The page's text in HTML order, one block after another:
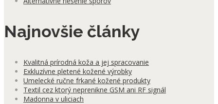
Najnovšie články
Kvalitná prírodná koža a jej spracovanie
Exkluzívne pletené kožené výrobky
Umelecké ručne frkané kožené produkty
Textil cez ktorý neprenikne GSM ani RF signál
Madonna v uliciach